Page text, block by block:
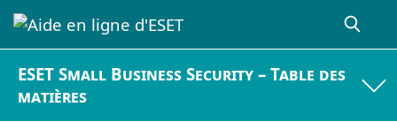
ESET Small Business Security – Table des
matières